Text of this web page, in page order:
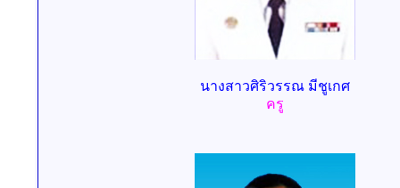
นางสาวศิริวรรณ มีชูเกศ
ครู